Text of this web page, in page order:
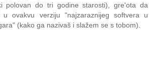
polovan do tri godine starosti), gre'ota da
u ovakvu verziju "najzaraznijeg softvera u
(kako ga nazivaš i slažem se s tobom).